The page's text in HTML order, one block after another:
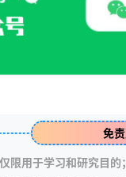
免
限用于学习和研究目